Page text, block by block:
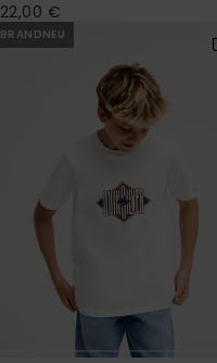
22,00 €
BRANDNEU